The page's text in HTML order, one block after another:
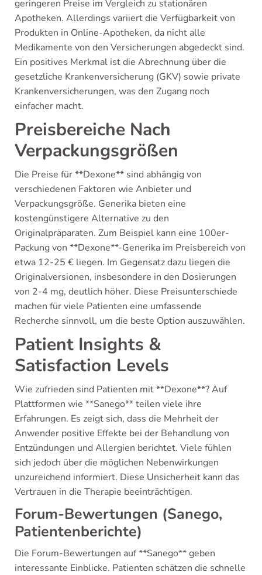
geringeren Preise im Vergleich zu stationären
Apotheken. Allerdings variiert die Verfügbarkeit von
Produkten in Online-Apotheken, da nicht alle
Medikamente von den Versicherungen abgedeckt sind.
Ein positives Merkmal ist die Abrechnung über die
gesetzliche Krankenversicherung (GKV) sowie private
Krankenversicherungen, was den Zugang noch
einfacher macht.
Preisbereiche Nach
Verpackungsgrößen
Die Preise für **Dexone** sind abhängig von
verschiedenen Faktoren wie Anbieter und
Verpackungsgröße. Generika bieten eine
kostengünstigere Alternative zu den
Originalpräparaten. Zum Beispiel kann eine 100er-
Packung von **Dexone**-Generika im Preisbereich von
etwa 12-25 € liegen. Im Gegensatz dazu liegen die
Originalversionen, insbesondere in den Dosierungen
von 2-4 mg, deutlich höher. Diese Preisunterschiede
machen für viele Patienten eine umfassende
Recherche sinnvoll, um die beste Option auszuwählen.
Patient Insights &
Satisfaction Levels
Wie zufrieden sind Patienten mit **Dexone**? Auf
Plattformen wie **Sanego** teilen viele ihre
Erfahrungen. Es zeigt sich, dass die Mehrheit der
Anwender positive Effekte bei der Behandlung von
Entzündungen und Allergien berichtet. Viele fühlen
sich jedoch über die möglichen Nebenwirkungen
unzureichend informiert. Diese Unsicherheit kann das
Vertrauen in die Therapie beeinträchtigen.
Forum-Bewertungen (Sanego,
Patientenberichte)
Die Forum-Bewertungen auf **Sanego** geben
interessante Einblicke. Patienten schätzen die schnelle